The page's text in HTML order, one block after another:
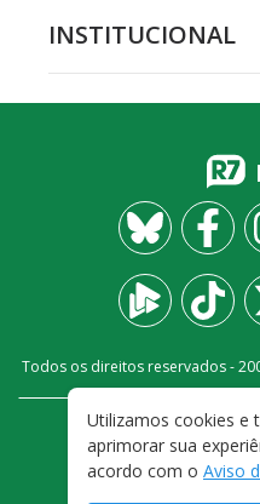
INSTITUCIONAL
Todos os direitos reservados -
FALE
TERMOS E
Utilizamos cookies e
aprimorar sua
acordo com o Aviso